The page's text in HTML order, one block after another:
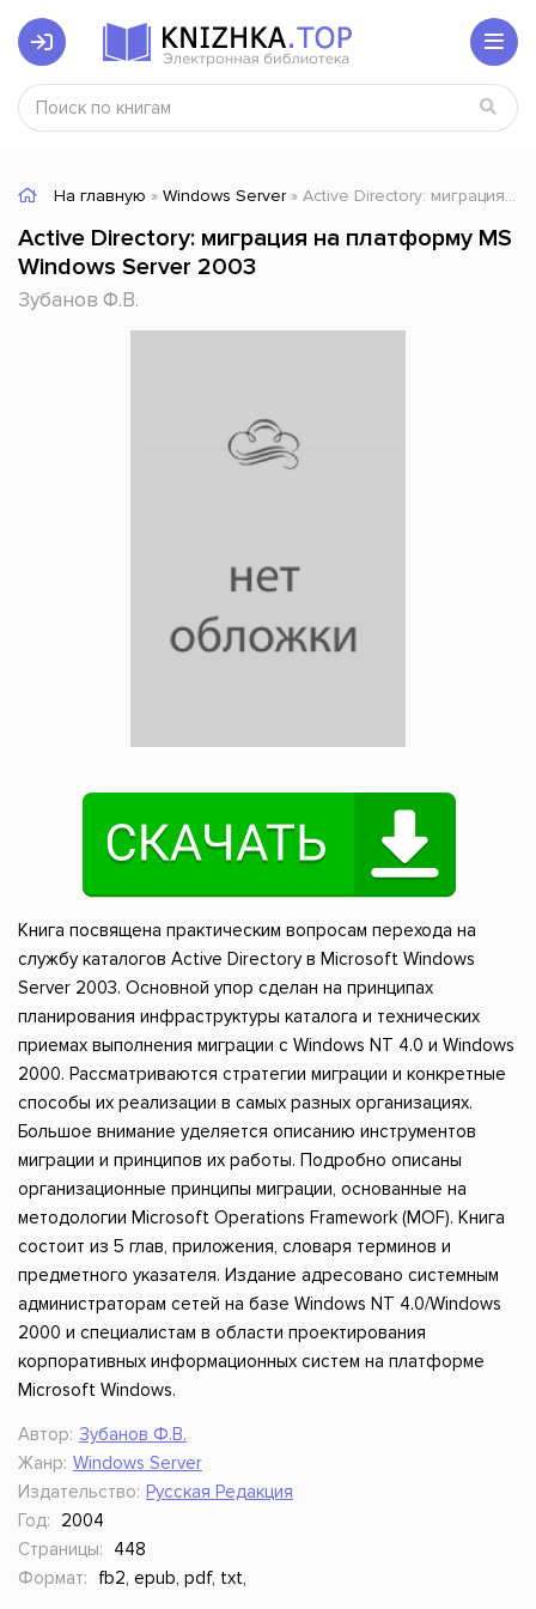
На главную » Windows Server » Active Directory: миграция на платформу MS Windows Server 2003
Active Directory: миграция на платформу MS
Windows Server 2003
Зубанов Ф.В.
Книга посвящена практическим вопросам перехода на
службу каталогов Active Directory в Microsoft Windows
Server 2003. Основной упор сделан на принципах
планирования инфраструктуры каталога и технических
приемах выполнения миграции с Windows NT 4.0 и Windows
2000. Рассматриваются стратегии миграции и конкретные
способы их реализации в самых разных организациях.
Большое внимание уделяется описанию инструментов
миграции и принципов их работы. Подробно описаны
организационные принципы миграции, основанные на
методологии Microsoft Operations Framework (MOF). Книга
состоит из 5 глав, приложения, словаря терминов и
предметного указателя. Издание адресовано системным
администраторам сетей на базе Windows NT 4.0/Windows
2000 и специалистам в области проектирования
корпоративных информационных систем на платформе
Microsoft Windows.
Автор: Зубанов Ф.В.
Жанр: Windows Server
Издательство: Русская Редакция
Год:
2004
Страницы:
448
Формат:
fb2, epub, pdf, txt,